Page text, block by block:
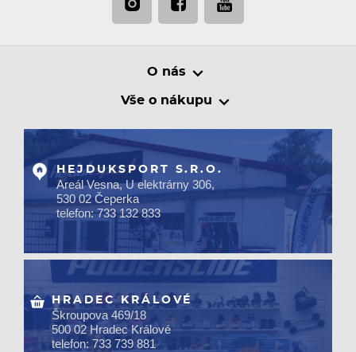
O nás
Vše o nákupu
HEJDUKSPORT S.R.O.
Areál Vesna, U elektrárny 306,
530 02 Čeperka
telefon: 733 132 833
HRADEC KRÁLOVÉ
Škroupova 469/18
500 02 Hradec Králové
telefon: 733 739 881